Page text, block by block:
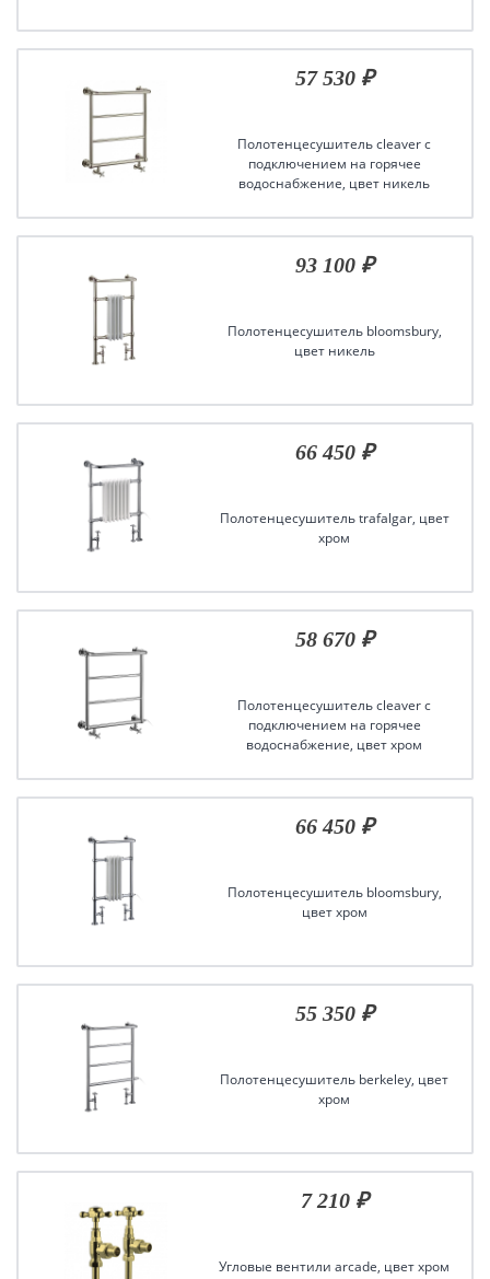
57 530 ₽
Полотенцесушитель cleaver с
подключением на горячее
водоснабжение, цвет никель
93 100 ₽
Полотенцесушитель bloomsbury,
цвет никель
66 450 ₽
Полотенцесушитель trafalgar, цвет
хром
58 670 ₽
Полотенцесушитель cleaver с
подключением на горячее
водоснабжение, цвет хром
66 450 ₽
Полотенцесушитель bloomsbury,
цвет хром
55 350 ₽
Полотенцесушитель berkeley, цвет
хром
7 210 ₽
Угловые вентили arcade, цвет хром